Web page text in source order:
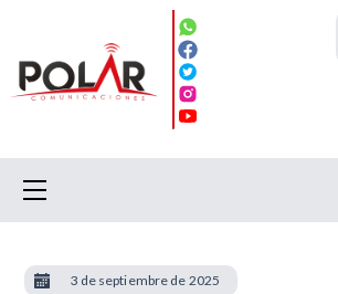
3 de septiembre de 2025